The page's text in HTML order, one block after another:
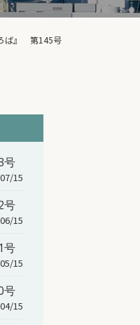
ば』 第145号
号
15
号
15
号
15
号
15